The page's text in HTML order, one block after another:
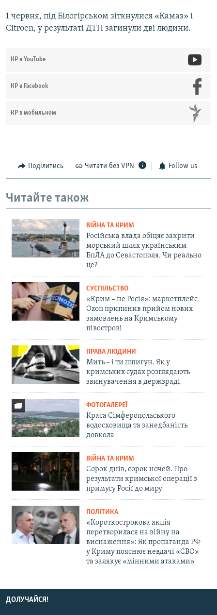
1 червня, під Білогірськом зіткнулися «Камаз» і
Citroen, у результаті ДТП загинули дві людини.
КР в YouTube
КР в Facebook
КР в мобильном
Поділитись Читати без VPN Follow us
Читайте також
ВІЙНА ТА КРИМ
Російська влада обіцяє закрити
морський шлях українським
БпЛА до Севастополя. Чи реально
це?
СУСПІЛЬСТВО
«Крим – не Росія»: маркетплейс
Ozon припинив прийом нових
замовлень на Кримському
півострові
ПРАВА ЛЮДИНИ
Мить – і ти шпигун. Як у
кримських судах розглядають
звинувачення в держзраді
ФОТОГАЛЕРЕЇ
Краса Сімферопольського
водосховища та занедбаність
довкола
ВІЙНА ТА КРИМ
Сорок днів, сорок ночей. Про
результати кримської операції з
примусу Росії до миру
ПОЛІТИКА
«Короткострокова акція
перетворилася на війну на
виснаження»: Як пропаганда РФ
у Криму пояснює невдачі «СВО»
та залякує «мінними атаками»
ДОЛУЧАЙСЯ!